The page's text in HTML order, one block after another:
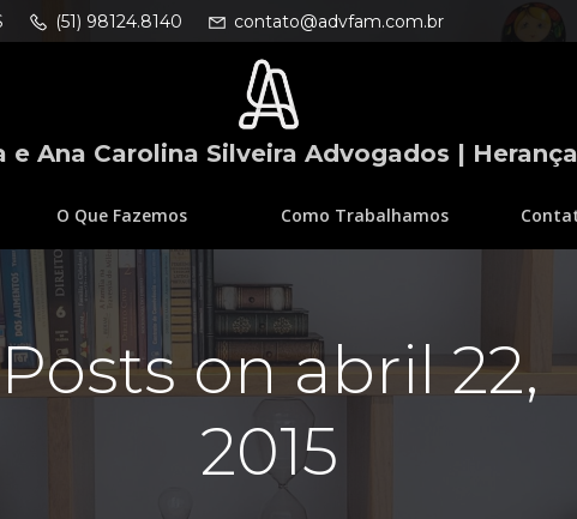
(51) 98124.8140 contato@advfam.com.br
e Ana Carolina Silveira Advogados |
O Que Fazemos Como Trabalhamos
Posts on abril 22,
2015